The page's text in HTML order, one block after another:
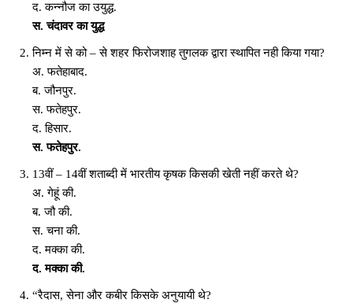
द. कन्नौज का उयुद्ध.
स. चंदावर का युद्ध
निम्न में से को – से शहर फिरोजशाह तुगलक द्वारा स्थापित नही किया गया?
अ. फतेहाबाद.
ब. जौनपुर.
स. फतेहपुर.
द. हिसार.
स. फतेहपुर.
13वीं – 14वीं शताब्दी में भारतीय कृषक किसकी खेती नहीं करते थे?
अ. गेहूं की.
ब. जौ की.
स. चना की.
द. मक्का की.
द. मक्का की.
“रैदास, सेना और कबीर किसके अनुयायी थे?